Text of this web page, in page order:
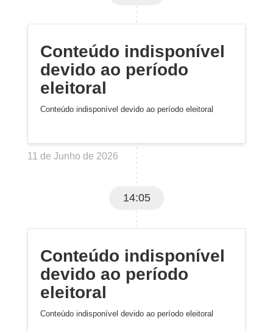
Conteúdo indisponível
devido ao período
eleitoral
Conteúdo indisponível devido ao período eleitoral
11 de Junho de 2026
14:05
Conteúdo indisponível
devido ao período
eleitoral
Conteúdo indisponível devido ao período eleitoral